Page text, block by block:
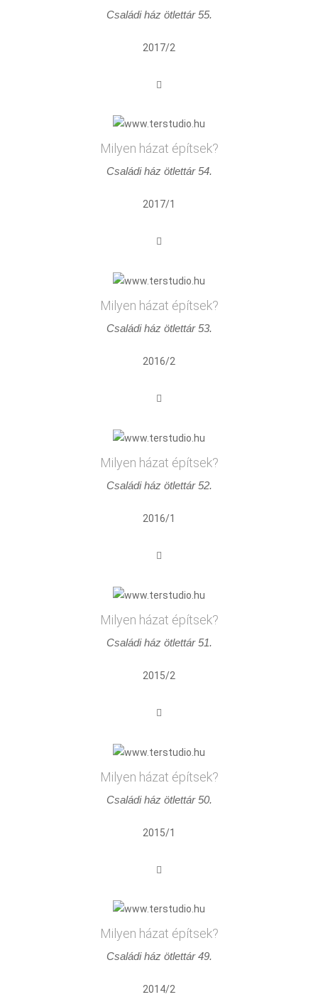
Családi ház ötlettár 55.
2017/2
Milyen házat építsek?
Családi ház ötlettár 54.
2017/1
Milyen házat építsek?
Családi ház ötlettár 53.
2016/2
Milyen házat építsek?
Családi ház ötlettár 52.
2016/1
Milyen házat építsek?
Családi ház ötlettár 51.
2015/2
Milyen házat építsek?
Családi ház ötlettár 50.
2015/1
Milyen házat építsek?
Családi ház ötlettár 49.
2014/2